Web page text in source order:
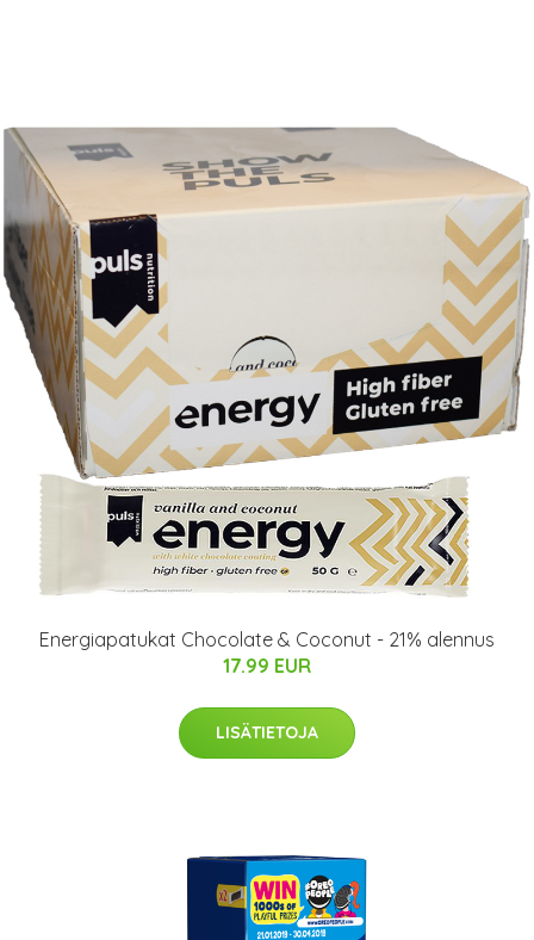
Energiapatukat Chocolate & Coconut - 21% alennus
17.99 EUR
LISÄTIETOJA